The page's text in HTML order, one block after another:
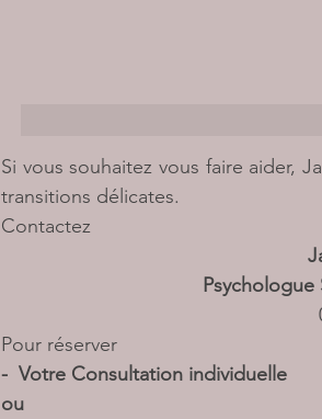
Si vous souhaitez vous faire aider,
transitions délicates.
Contactez
Pour réserver
-  Votre Consultation individuelle
ou